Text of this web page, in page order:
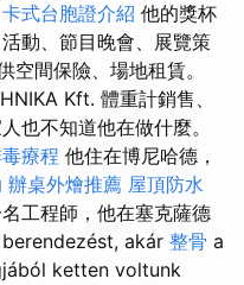
卡式台胞證介紹 他的獎杯
動、節目晚會、展覽策
空間保險、場地租賃。
Kft. 體重計銷售、
也不知道他在做什麼。
療程 他住在博尼哈德，
辦桌外燴推薦 屋頂防水
工程師，他在塞克薩德
berendezést, akár 整骨 a
ketten voltunk